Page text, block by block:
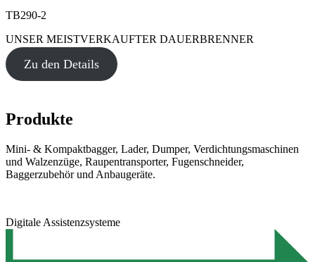
TB290-2
UNSER MEISTVERKAUFTER DAUERBRENNER
Zu den Details
Produkte
Mini- & Kompaktbagger, Lader, Dumper, Verdichtungsmaschinen
und Walzenzüge, Raupentransporter, Fugenschneider,
Baggerzubehör und Anbaugeräte.
Digitale Assistenzsysteme